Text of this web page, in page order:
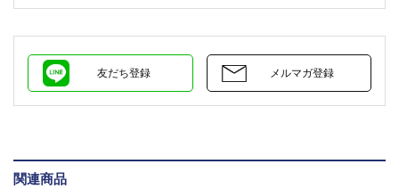
友だち登録 メルマガ登録
関連商品